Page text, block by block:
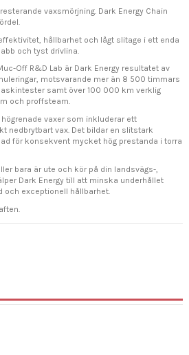
vaxsmörjning. Dark Energy Chain
hållbarhet och lågt slitage i ett enda
och tyst drivlina.
Off R&D Lab är Dark Energy resultatet av
motsvarande mer än 8 500 timmars
samt över 100 000 km verklig
och proffsteam.
vaxer som inkluderar ett
nedbrytbart vax. Det bildar en slitstark
för konsekvent mycket hög prestanda i torra
bara är ute och kör på din landsvägs-,
Dark Energy till att minska underhållet
och exceptionell hållbarhet.